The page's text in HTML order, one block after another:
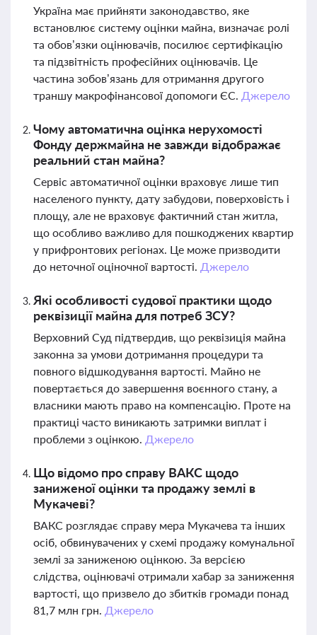
Україна має прийняти законодавство, яке
встановлює систему оцінки майна, визначає ролі
та обов’язки оцінювачів, посилює сертифікацію
та підзвітність професійних оцінювачів. Це
частина зобов’язань для отримання другого
траншу макрофінансової допомоги ЄС. Джерело
Чому автоматична оцінка нерухомості
Фонду держмайна не завжди відображає
реальний стан майна?
Сервіс автоматичної оцінки враховує лише тип
населеного пункту, дату забудови, поверховість і
площу, але не враховує фактичний стан житла,
що особливо важливо для пошкоджених квартир
у прифронтових регіонах. Це може призводити
до неточної оціночної вартості. Джерело
Які особливості судової практики щодо
реквізиції майна для потреб ЗСУ?
Верховний Суд підтвердив, що реквізиція майна
законна за умови дотримання процедури та
повного відшкодування вартості. Майно не
повертається до завершення воєнного стану, а
власники мають право на компенсацію. Проте на
практиці часто виникають затримки виплат і
проблеми з оцінкою. Джерело
Що відомо про справу ВАКС щодо
заниженої оцінки та продажу землі в
Мукачеві?
ВАКС розглядає справу мера Мукачева та інших
осіб, обвинувачених у схемі продажу комунальної
землі за заниженою оцінкою. За версією
слідства, оцінювачі отримали хабар за заниження
вартості, що призвело до збитків громади понад
81,7 млн грн. Джерело